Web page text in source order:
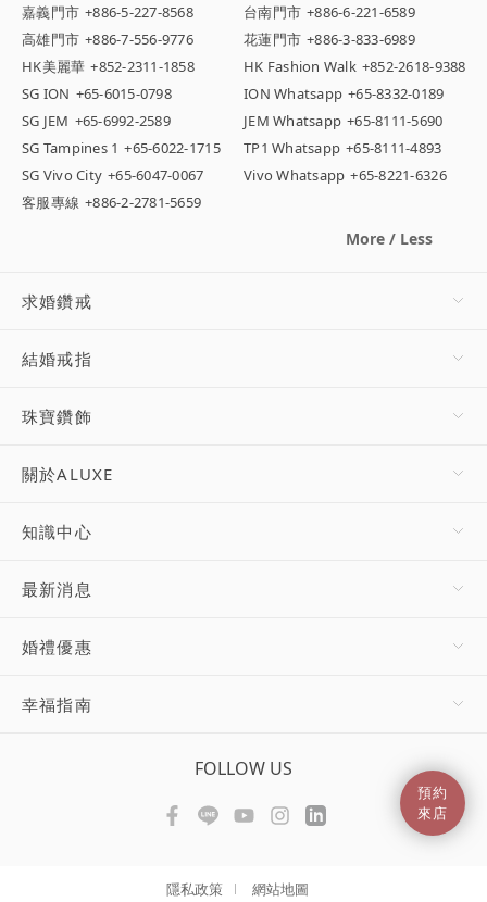
預約
來店
嘉義門市 +886-5-227-8568 台南門市 +886-6-221-6589
高雄門市 +886-7-556-9776 花蓮門市 +886-3-833-6989
HK美麗華 +852-2311-1858 HK Fashion Walk +852-2618-9388
SG ION +65-6015-0798 ION Whatsapp +65-8332-0189
SG JEM +65-6992-2589 JEM Whatsapp +65-8111-5690
SG Tampines 1 +65-6022-1715 TP1 Whatsapp +65-8111-4893
SG Vivo City +65-6047-0067 Vivo Whatsapp +65-8221-6326
客服專線 +886-2-2781-5659
More / Less
求婚鑽戒
結婚戒指
珠寶鑽飾
關於ALUXE
知識中心
最新消息
婚禮優惠
幸福指南
FOLLOW US
隱私政策 網站地圖